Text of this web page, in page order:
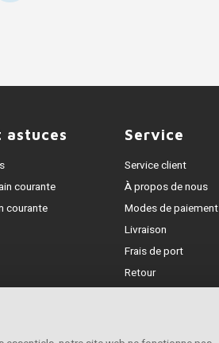
astuces
courante
courante
Service
Service client
À propos de nous
Modes de paiement
Livraison
Frais de port
Retour
Contact